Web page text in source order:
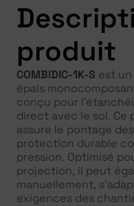
produit
COMBIDIC-1K-S est
épais
conçu pour
direct avec le sol.
assure le pontage
protection durable
pression. Optimisé
projection, il peut
manuellement,
exigences des